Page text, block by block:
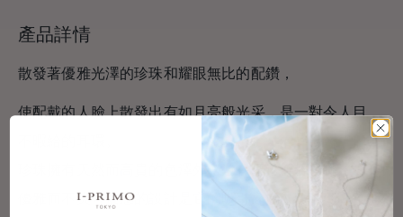
產品詳情
散發著優雅光澤的珍珠和耀眼無比的配鑽，
使配戴的人臉上散發出有如月亮般光采，是一對令人目
珍珠擁有天然而高貴的色澤外，還在耳邊輕輕搖擺，
優雅而不失可愛感的設計是它的吸引之處。